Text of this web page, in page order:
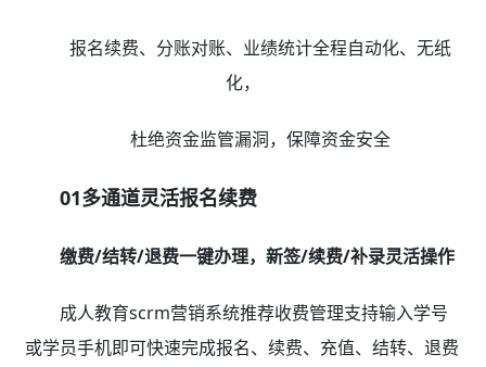
报名续费、分账对账、业绩统计全程自动化、无纸
化，
杜绝资金监管漏洞，保障资金安全
01多通道灵活报名续费
缴费/结转/退费一键办理，新签/续费/补录灵活操作
成人教育scrm营销系统推荐收费管理支持输入学号
或学员手机即可快速完成报名、续费、充值、结转、退费